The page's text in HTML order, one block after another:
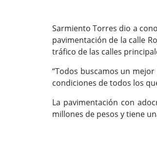
Sarmiento Torres dio a
pavimentación de la calle
tráfico de las calles
“Todos buscamos un
condiciones de todos los
La pavimentación con
millones de pesos y tiene